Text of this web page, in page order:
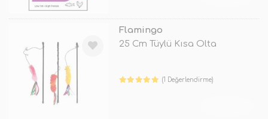
Flamingo
25 Cm Tüylü Kısa Olta
(1 Değerlendirme)